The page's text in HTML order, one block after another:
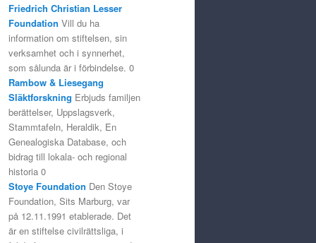
Friedrich Christian Lesser
Foundation Vill du ha
information om stiftelsen, sin
verksamhet och i synnerhet,
som sålunda är i förbindelse. 0
Rambow & Liesegang
Släktforskning Erbjuds familjen
berättelser, Uppslagsverk,
Stammtafeln, Heraldik, En
Genealogiska Database, och
bidrag till lokala- och regional
historia 0
Stoye Foundation Den Stoye
Foundation, Sits Marburg, var
på 12.11.1991 etablerade. Det
är en stiftelse civilrättsliga, i